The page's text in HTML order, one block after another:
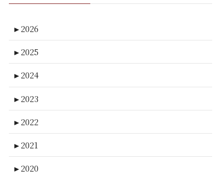
►2026
►2025
►2024
►2023
►2022
►2021
►2020